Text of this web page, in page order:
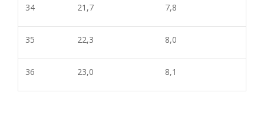
34 21,7 7,8
35 22,3 8,0
36 23,0 8,1